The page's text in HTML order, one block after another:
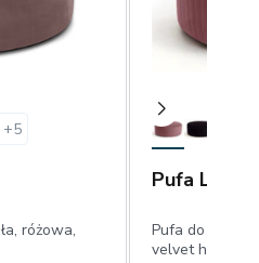
+5
różowa,
Pufa Lara
Pufa do
velvet